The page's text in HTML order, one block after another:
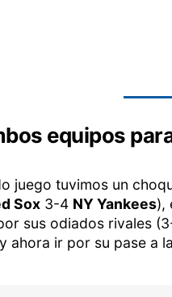
equipos
juego tuvimos un
Sox 3-4 NY Yankees),
sus odiados rivales
ahora ir por su pase a